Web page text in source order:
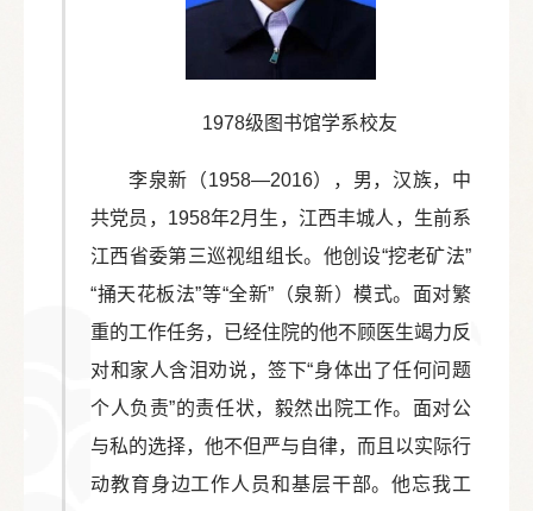
1978级图书馆学系校友
李泉新（1958—2016），男，汉族，中
共党员，1958年2月生，江西丰城人，生前系
江西省委第三巡视组组长。他创设“挖老矿法”
“捅天花板法”等“全新”（泉新）模式。面对繁
重的工作任务，已经住院的他不顾医生竭力反
对和家人含泪劝说，签下“身体出了任何问题
个人负责”的责任状，毅然出院工作。面对公
与私的选择，他不但严与自律，而且以实际行
动教育身边工作人员和基层干部。他忘我工